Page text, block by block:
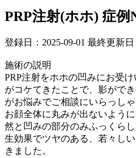
PRP注射(ホホ) 症例
登録日：2025-09-01 最終更新日
施術の説明
PRP注射をホホの凹みにお受
がコケてきたことで、影がで
がお悩みでご相談にいらっし
お顔全体に丸みが出ないよう
然と凹みの部分のみふっくら
生効果でツヤのある、若々し
きました。